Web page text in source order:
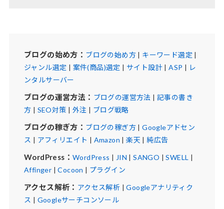
ブログの始め方： ブログの始め方| キーワード選定 |
ジャンル選定 | 案件(商品)選定 | サイト設計|ASP | レ
ンタルサーバー
ブログの運営方法： ブログの運営方法 | 記事の書き
方 | SEO対策 | 外注 | ブログ戦略
ブログの稼ぎ方： ブログの稼ぎ方|Googleアドセン
ス | アフィリエイト | Amazon |楽天 |純広告
WordPress： WordPress | JIN |SANGO |SWELL |
Affinger |Cocoon | プラグイン
アクセス解析： アクセス解析 |Googleアナリティク
ス | Googleサーチコンソール